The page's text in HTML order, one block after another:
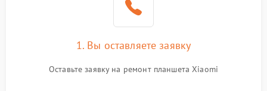
Память и данные
Режим работы
1. Вы оставляете заявку
Оставьте заявку на ремонт планшета Xiaomi